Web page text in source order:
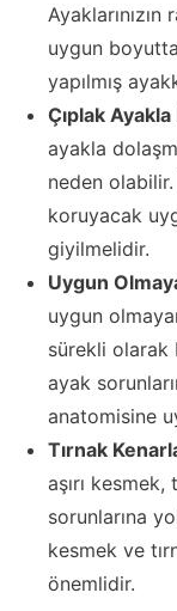
uygun
yapılmış
Çıplak
ayakla
neden
koruyacak
giyilmelidir.
Uygun
uygun
sürekli olarak
ayak
anatomisine
Tırnak
aşırı kesmek,
sorunlarına
kesmek ve
önemlidir.